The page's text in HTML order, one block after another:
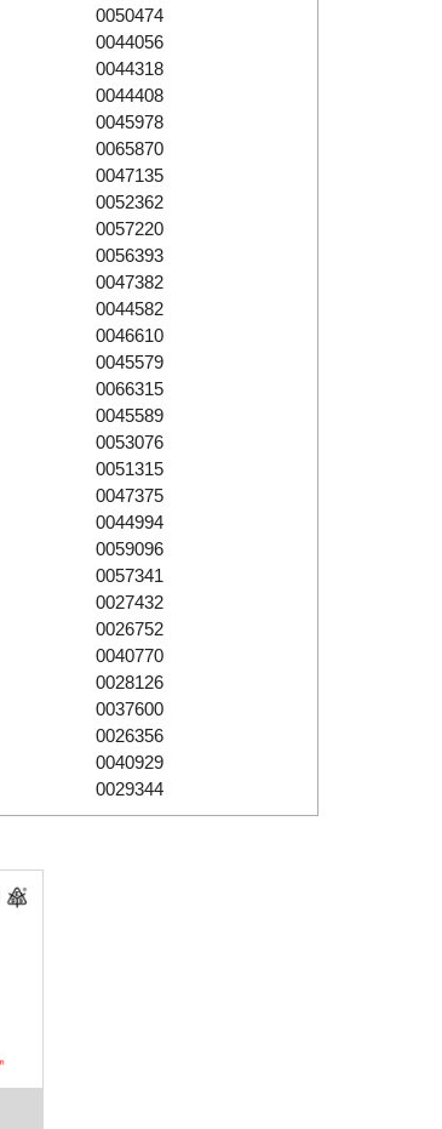
0050474
0044056
0044318
0044408
0045978
0065870
0047135
0052362
0057220
0056393
0047382
0044582
0046610
0045579
0066315
0045589
0053076
0051315
0047375
0044994
0059096
0057341
0027432
0026752
0040770
0028126
0037600
0026356
0040929
0029344